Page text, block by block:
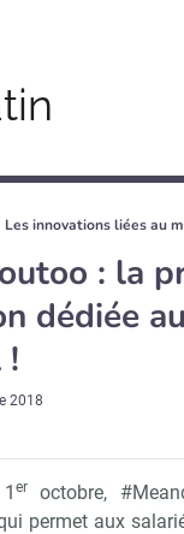
Les innovations liées au
: la
dédiée
!
2018
eroctobre,
permet aux